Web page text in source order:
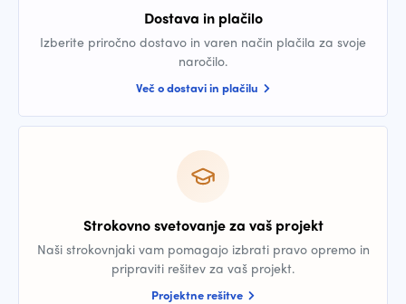
Dostava in plačilo
Izberite priročno dostavo in varen način plačila za svoje
naročilo.
Več o dostavi in plačilu
Strokovno svetovanje za vaš projekt
Naši strokovnjaki vam pomagajo izbrati pravo opremo in
pripraviti rešitev za vaš projekt.
Projektne rešitve